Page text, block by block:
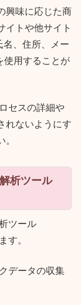
興味に応じた商
イトや他サイト
、住所、メー
使用することが
セスの詳細や
れないようにす
。
析ツール
ツール
す。
データの収集